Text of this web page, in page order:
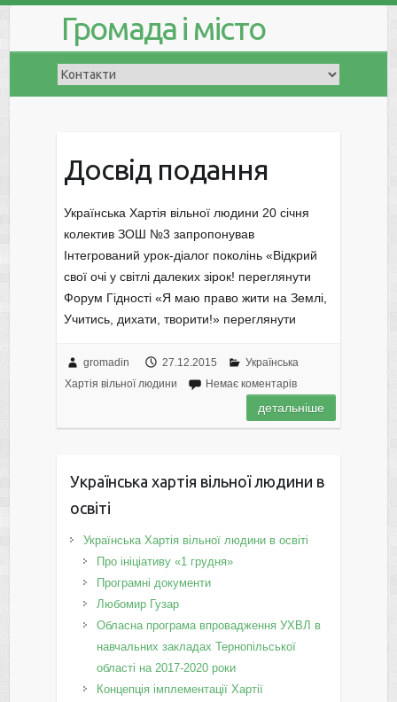
Громада і місто
Досвід подання
Українська Хартія вільної людини 20 січня
колектив ЗОШ №3 запропонував
Інтегрований урок-діалог поколінь «Відкрий
свої очі у світлі далеких зірок! переглянути
Форум Гідності «Я маю право жити на Землі,
Учитись, дихати, творити!» переглянути
gromadin 27.12.2015
Українська
Хартія вільної людини
Немає коментарів
детальніше
Українська хартія вільної людини в
освіті
Українська Хартія вільної людини в освіті
Про ініціативу «1 грудня»
Програмні документи
Любомир Гузар
Обласна програма впровадження УХВЛ в
навчальних закладах Тернопільської
області на 2017-2020 роки
Концепція імплементації Хартії